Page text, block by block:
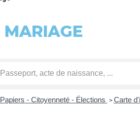
Papiers - Citoyenneté - Élections > Carte